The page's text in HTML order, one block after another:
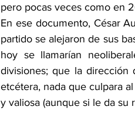
pero pocas veces como en
En ese documento, César
partido se alejaron de sus
hoy se llamarían
divisiones; que la dirección
etcétera, nada que culpara
y valiosa (aunque si le da su